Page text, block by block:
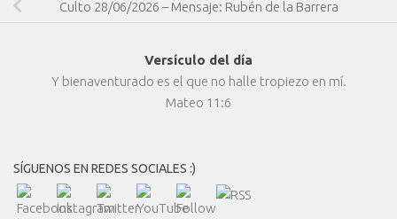
Culto 28/06/2026 – Mensaje: Rubén de la Barrera
Versículo del día
Y bienaventurado es el que no halle tropiezo en mí.
Mateo 11:6
SÍGUENOS EN REDES SOCIALES :)